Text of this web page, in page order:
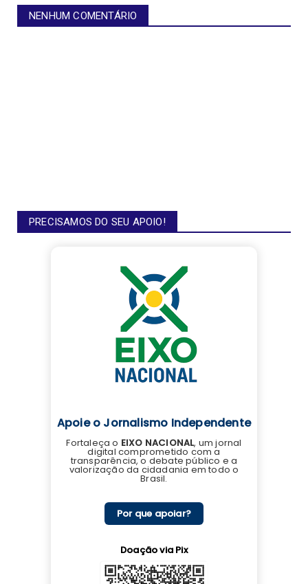
NENHUM COMENTÁRIO
PRECISAMOS DO SEU APOIO!
Apoie o Jornalismo Independente
Fortaleça o EIXO NACIONAL, um jornal
digital comprometido com a
transparência, o debate público e a
valorização da cidadania em todo o
Brasil.
Por que apoiar?
Doação via Pix